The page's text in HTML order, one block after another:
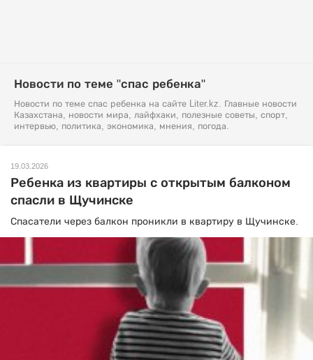
Новости по теме "спас ребенка"
Новости по теме спас ребенка на сайте Liter.kz. Главные новости
Казахстана, новости мира, лайфхаки, полезные советы, спорт,
интервью, политика, экономика, мнения, погода.
19.03.2026
Ребенка из квартиры с открытым балконом
спасли в Щучинске
Спасатели через балкон проникли в квартиру в Щучинске.